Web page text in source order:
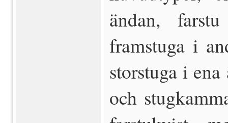
ändan,
framstuga i
storstuga i
och